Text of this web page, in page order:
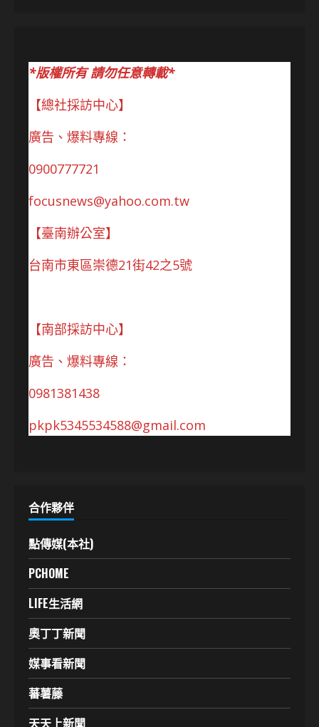
*版權所有 請勿任意轉載*
【總社採訪中心】
廣告、爆料專線：
0900777721
focusnews@yahoo.com.tw
【臺南辦公室】
台南市東區崇德21街42之5號
【南部採訪中心】
廣告、爆料專線：
0981381438
pkpk5345534588@gmail.com
合作夥伴
點傳媒(本社)
PCHOME
LIFE生活網
奧丁丁新聞
媒事看新聞
蕃薯藤
天天上新聞